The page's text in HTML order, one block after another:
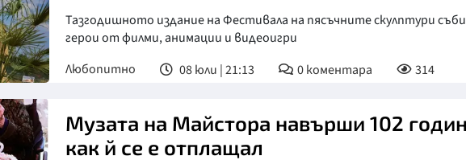
Тазгодишното издание на Фестивала на пясъчните скулптури
герои от филми, анимации и видеоигри
Любопитно
08 юли | 21:13 0коментара 314
Музата на Майстора навърши 102
как й се е отплащал